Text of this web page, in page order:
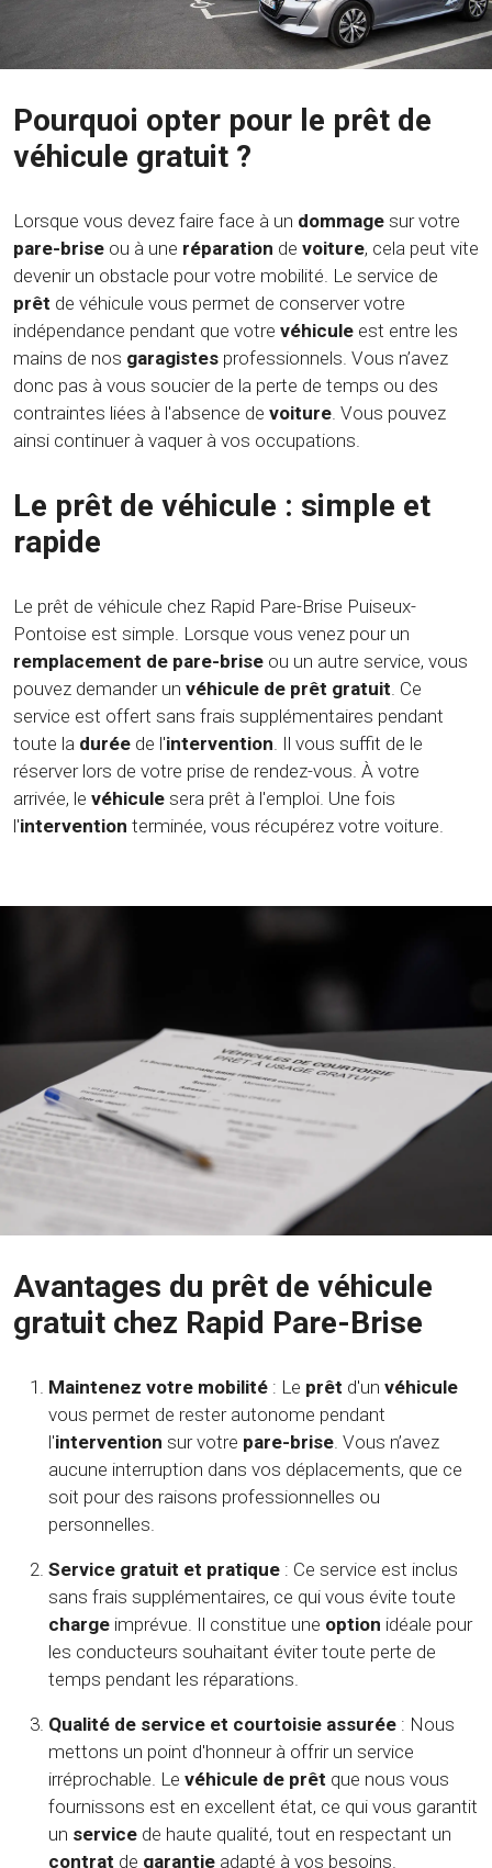
Pourquoi opter pour le prêt de
véhicule gratuit ?
Lorsque vous devez faire face à un dommage sur votre
pare-brise ou à une réparation de voiture, cela peut vite
devenir un obstacle pour votre mobilité. Le service de
prêt de véhicule vous permet de conserver votre
indépendance pendant que votre véhicule est entre les
mains de nos garagistes professionnels. Vous n’avez
donc pas à vous soucier de la perte de temps ou des
contraintes liées à l'absence de voiture. Vous pouvez
ainsi continuer à vaquer à vos occupations.
Le prêt de véhicule : simple et
rapide
Le prêt de véhicule chez Rapid Pare-Brise Puiseux-
Pontoise est simple. Lorsque vous venez pour un
remplacement de pare-brise ou un autre service, vous
pouvez demander un véhicule de prêt gratuit. Ce
service est offert sans frais supplémentaires pendant
toute la durée de l'intervention. Il vous suffit de le
réserver lors de votre prise de rendez-vous. À votre
arrivée, le véhicule sera prêt à l'emploi. Une fois
l'intervention terminée, vous récupérez votre voiture.
Avantages du prêt de véhicule
gratuit chez Rapid Pare-Brise
Maintenez votre mobilité : Le prêt d'un véhicule
vous permet de rester autonome pendant
l'intervention sur votre pare-brise. Vous n’avez
aucune interruption dans vos déplacements, que ce
soit pour des raisons professionnelles ou
personnelles.
Service gratuit et pratique : Ce service est inclus
sans frais supplémentaires, ce qui vous évite toute
charge imprévue. Il constitue une option idéale pour
les conducteurs souhaitant éviter toute perte de
temps pendant les réparations.
Qualité de service et courtoisie assurée : Nous
mettons un point d'honneur à offrir un service
irréprochable. Le véhicule de prêt que nous vous
fournissons est en excellent état, ce qui vous garantit
un service de haute qualité, tout en respectant un
contrat de garantie adapté à vos besoins.